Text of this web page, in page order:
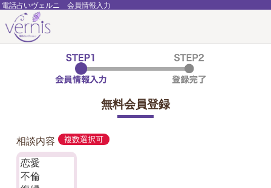
電話占いヴェルニ 会員情報入力
無料会員登録
相談内容 複数選択可